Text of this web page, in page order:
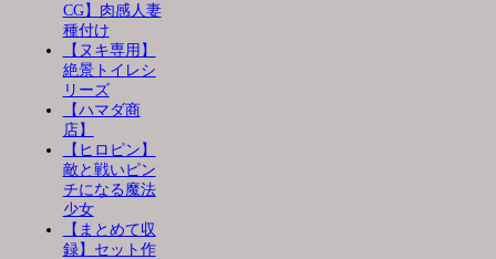
CG】肉感人妻
種付け
【ヌキ専用】
絶景トイレシ
リーズ
【ハマダ商
店】
【ヒロピン】
敵と戦いピン
チになる魔法
少女
【まとめて収
録】セット作